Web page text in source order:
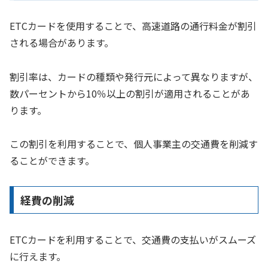
ETCカードを使用することで、高速道路の通行料金が割引
される場合があります。
割引率は、カードの種類や発行元によって異なりますが、
数パーセントから10％以上の割引が適用されることがあ
ります。
この割引を利用することで、個人事業主の交通費を削減す
ることができます。
経費の削減
ETCカードを利用することで、交通費の支払いがスムーズ
に行えます。